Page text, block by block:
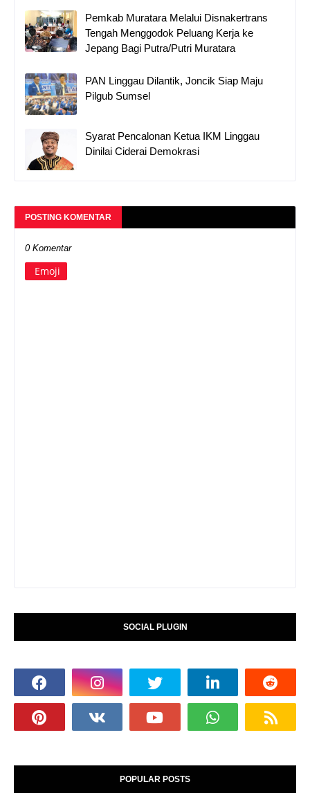
Pemkab Muratara Melalui Disnakertrans
Tengah Menggodok Peluang Kerja ke
Jepang Bagi Putra/Putri Muratara
PAN Linggau Dilantik, Joncik Siap Maju
Pilgub Sumsel
Syarat Pencalonan Ketua IKM Linggau
Dinilai Ciderai Demokrasi
POSTING KOMENTAR
0 Komentar
Emoji
SOCIAL PLUGIN
POPULAR POSTS